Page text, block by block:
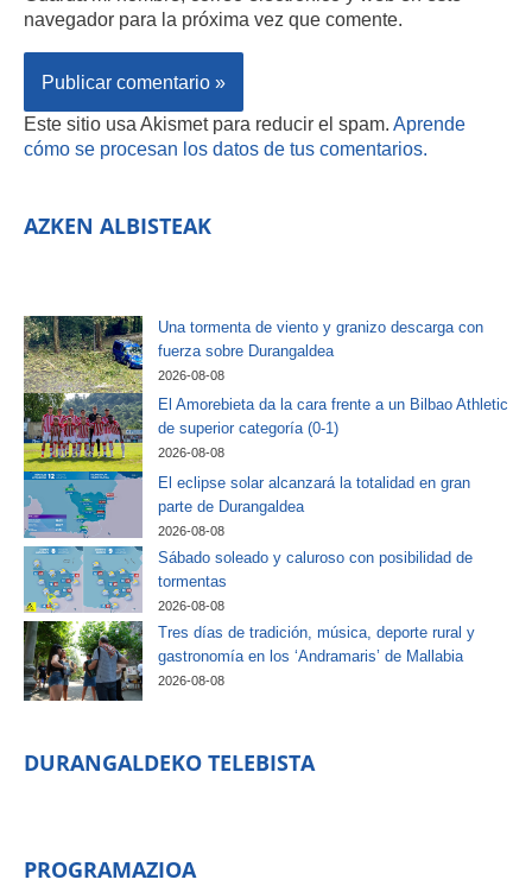
navegador para la próxima vez que comente.
Este sitio usa Akismet para reducir el spam. Aprende
cómo se procesan los datos de tus comentarios.
AZKEN ALBISTEAK
Una tormenta de viento y granizo descarga con
fuerza sobre Durangaldea
2026-08-08
El Amorebieta da la cara frente a un Bilbao Athletic
de superior categoría (0-1)
2026-08-08
El eclipse solar alcanzará la totalidad en gran
parte de Durangaldea
2026-08-08
Sábado soleado y caluroso con posibilidad de
tormentas
2026-08-08
Tres días de tradición, música, deporte rural y
gastronomía en los ‘Andramaris’ de Mallabia
2026-08-08
DURANGALDEKO TELEBISTA
PROGRAMAZIOA